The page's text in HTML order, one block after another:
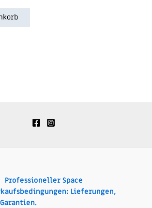
Professioneller Space
Lieferungen,